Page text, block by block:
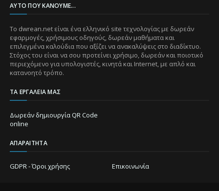
ΑΥΤΌ ΠΟΥ ΚΆΝΟΥΜΕ...
Το dwrean.net είναι ένα ελληνικό site τεχνολογίας με δωρεάν
εφαρμογές, χρήσιμους οδηγούς, δωρεάν μαθήματα και
επιλεγμένα καλούδια που αξίζει να ανακαλύψεις στο διαδίκτυο.
Στόχος του είναι να σου προτείνει χρήσιμο, δωρεάν και ποιοτικό
περιεχόμενο για υπολογιστές, κινητά και Internet, με απλό και
κατανοητό τρόπο.
ΤΑ ΕΡΓΑΛΕΊΑ ΜΑΣ
Δωρεάν δημιουργία QR Code
online
ΑΠΑΡΑΊΤΗΤΑ
GDPR - Όροι χρήσης Επικοινωνία